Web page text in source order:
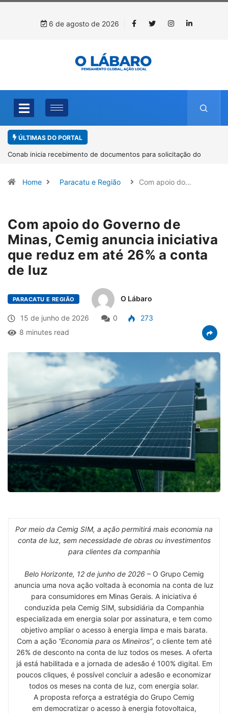
6 de agosto de 2026
ÚLTIMAS DO PORTAL
Conab inicia recebimento de documentos para solicitação do
Home Paracatu e Região Com apoio do…
Com apoio do Governo de
Minas, Cemig anuncia iniciativa
que reduz em até 26% a conta
de luz
PARACATU E REGIÃO O Lábaro
15 de junho de 2026 0
273
8 minutes read
Por meio da Cemig SIM, a ação permitirá mais economia na
conta de luz, sem necessidade de obras ou investimentos
para clientes da companhia
Belo Horizonte, 12 de junho de 2026– O Grupo Cemig
anuncia uma nova ação voltada à economia na conta de luz
para consumidores em Minas Gerais. A iniciativa é
conduzida pela Cemig SIM, subsidiária da Companhia
especializada em energia solar por assinatura, e tem como
objetivo ampliar o acesso à energia limpa e mais barata.
Com a ação “Economia para os Mineiros”, o cliente tem até
26% de desconto na conta de luz todos os meses. A oferta
já está habilitada e a jornada de adesão é 100% digital. Em
poucos cliques, é possível concluir a adesão e economizar
todos os meses na conta de luz, com energia solar.
A proposta reforça a estratégia do Grupo Cemig
em democratizar o acesso à energia fotovoltaica,